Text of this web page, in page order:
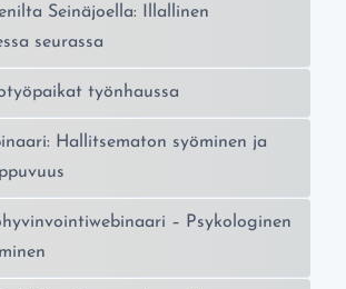
Seinäjoella: Illallinen
seurassa
työnhaussa
Hallitsematon syöminen ja
– Psykologinen